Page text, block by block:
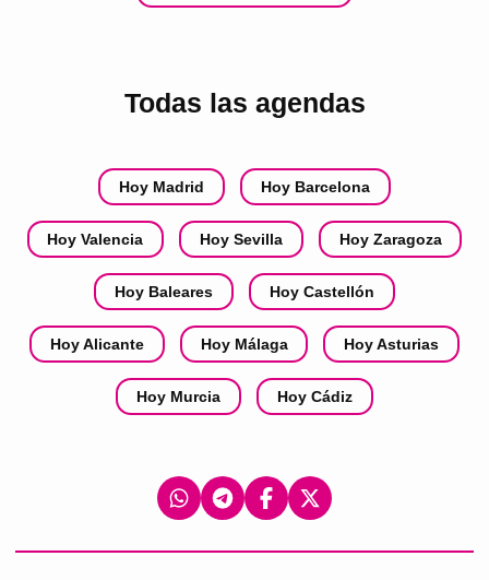
Todas las agendas
Hoy Madrid Hoy Barcelona
Hoy Valencia Hoy Sevilla Hoy Zaragoza
Hoy Baleares Hoy Castellón
Hoy Alicante Hoy Málaga Hoy Asturias
Hoy Murcia Hoy Cádiz